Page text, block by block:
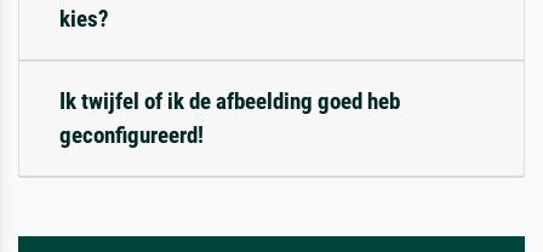
kies?
Ik twijfel of ik de afbeelding goed heb
geconfigureerd!